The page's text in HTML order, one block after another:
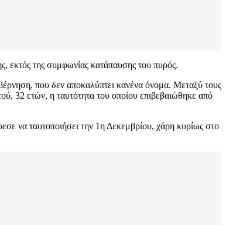
εκτός της συμφωνίας κατάπαυσης του πυρός.
που δεν αποκαλύπτει κανένα όνομα. Μεταξύ τους
32 ετών, η ταυτότητα του οποίου επιβεβαιώθηκε από
να ταυτοποιήσει την 1η Δεκεμβρίου, χάρη κυρίως στο